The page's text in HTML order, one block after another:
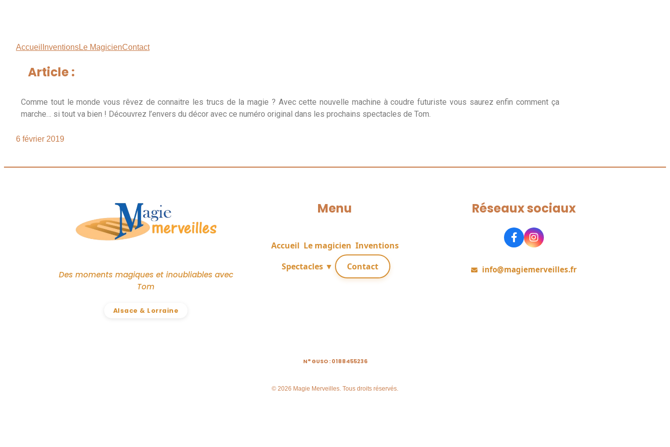
Accueil InventionsLe MagicienContact
Article :
Comme tout le monde vous rêvez de connaitre les trucs de la magie ? Avec cette nouvelle machine à coudre futuriste vous saurez enfin comment ça
marche… si tout va bien ! Découvrez l’envers du décor avec ce numéro original dans les prochains spectacles de Tom.
6 février 2019
Des moments magiques et inoubliables avec
Tom
Alsace & Lorraine
Menu
Accueil Le magicien Inventions
Spectacles ▼
Contact
Réseaux sociaux
info@magiemerveilles.fr
N° GUSO : 0188455236
© 2026 Magie Merveilles. Tous droits réservés.